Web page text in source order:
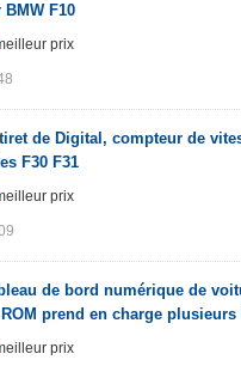
F10
prix
de Digital, compteur de
F30 F31
prix
de bord numérique de
prend en charge
prix